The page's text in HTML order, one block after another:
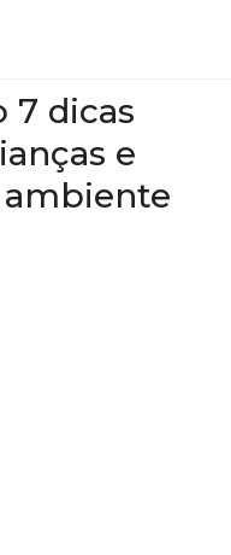
7 dicas
e
ambiente